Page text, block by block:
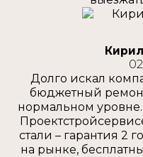
Долго искал
бюджетный
нормальном
стали – гарантия 2
на рынке,